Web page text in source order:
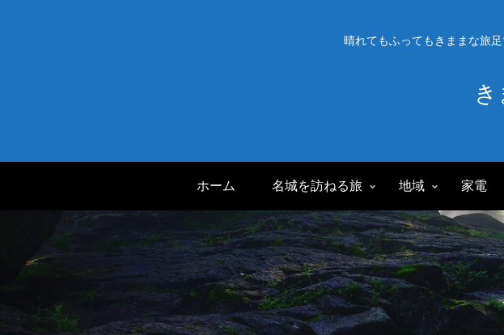
晴れてもふってもきままな旅
き
ホーム 名城を訪ねる旅 地域 家電